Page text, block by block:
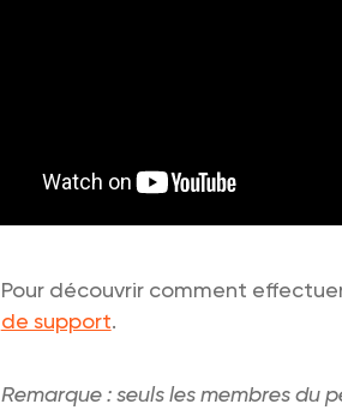
Pour découvrir comment
de support.
Remarque : seuls les membres